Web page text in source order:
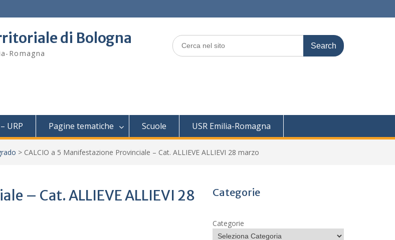
di Bologna
Romagna
Search
for:
URP Pagine tematiche Scuole USR Emilia-Romagna
> CALCIO a 5 Manifestazione Provinciale – Cat. ALLIEVE ALLIEVI 28 marzo
– Cat. ALLIEVE ALLIEVI 28
Categorie
Categorie